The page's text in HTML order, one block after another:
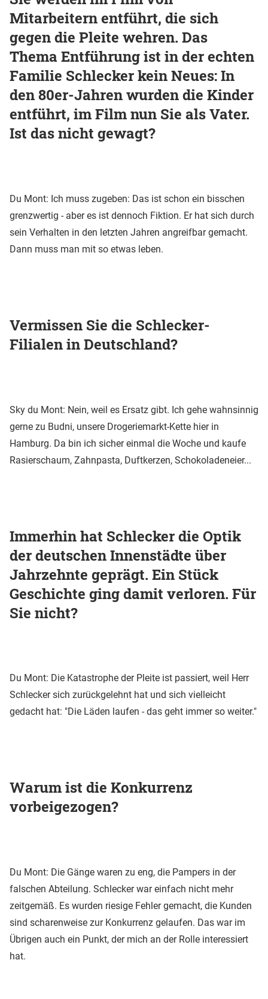
Mitarbeitern entführt, die sich
gegen die Pleite wehren. Das
Thema Entführung ist in der echten
Familie Schlecker kein Neues: In
den 80er-Jahren wurden die Kinder
entführt, im Film nun Sie als Vater.
Ist das nicht gewagt?
Du Mont: Ich muss zugeben: Das ist schon ein bisschen
grenzwertig - aber es ist dennoch Fiktion. Er hat sich durch
sein Verhalten in den letzten Jahren angreifbar gemacht.
Dann muss man mit so etwas leben.
Vermissen Sie die Schlecker-
Filialen in Deutschland?
Sky du Mont: Nein, weil es Ersatz gibt. Ich gehe wahnsinnig
gerne zu Budni, unsere Drogeriemarkt-Kette hier in
Hamburg. Da bin ich sicher einmal die Woche und kaufe
Rasierschaum, Zahnpasta, Duftkerzen, Schokoladeneier...
Immerhin hat Schlecker die Optik
der deutschen Innenstädte über
Jahrzehnte geprägt. Ein Stück
Geschichte ging damit verloren. Für
Sie nicht?
Du Mont: Die Katastrophe der Pleite ist passiert, weil Herr
Schlecker sich zurückgelehnt hat und sich vielleicht
gedacht hat: "Die Läden laufen - das geht immer so weiter."
Warum ist die Konkurrenz
vorbeigezogen?
Du Mont: Die Gänge waren zu eng, die Pampers in der
falschen Abteilung. Schlecker war einfach nicht mehr
zeitgemäß. Es wurden riesige Fehler gemacht, die Kunden
sind scharenweise zur Konkurrenz gelaufen. Das war im
Übrigen auch ein Punkt, der mich an der Rolle interessiert
hat.